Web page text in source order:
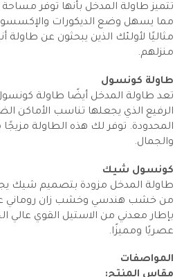
تتميز طاولة المدخل بأنها توفر
مما يسهل وضع الديكورات
مثاليًا لأولئك الذين يبحثون عن طاولة
منزلهم.
طاولة كونسول
تعد طاولة المدخل أيضًا طاولة
الرفيع الذي يجعلها تناسب الأماكن
المحدودة. توفر لك هذه الطاولة مزيجًا
والجمال.
كونسول شيك
طاولة المدخل مزودة بتصميم شيك
من خشب هندسي وخشب زان روماني
بإطار معدني من الاستيل القوي عالي
عصريًا ومميزًا.
المواصفات